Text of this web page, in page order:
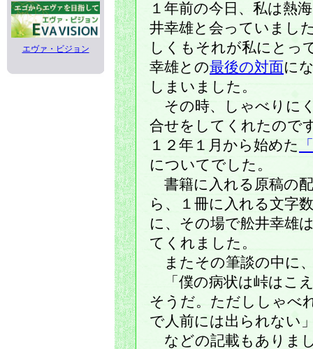
エヴァ・ビジョン
１年前の今日、私は熱
井幸雄と会っていまし
しくもそれが私にとっ
幸雄との最後の対面に
しまいました。
その時、しゃべりに
合せをしてくれたので
１２年１月から始めた
についてでした。
書籍に入れる原稿の
ら、１冊に入れる文字
に、その場で舩井幸雄
てくれました。
またその筆談の中に
「僕の病状は峠はこ
そうだ。ただししゃべ
で人前には出られない
などの記載もありま